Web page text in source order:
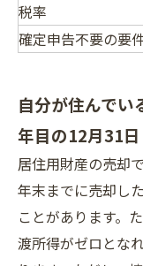
税率
確定申告不要の要
自分が住んでい
年目の12月31
居住用財産の売却
年末までに売却し
ことがあります。
渡所得がゼロとな